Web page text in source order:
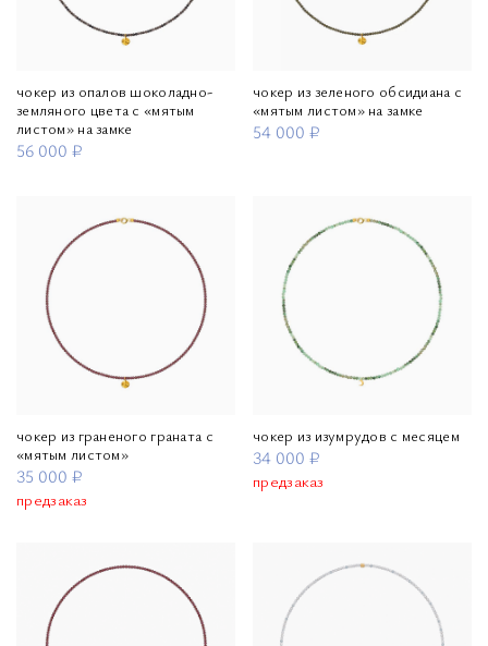
чокер из опалов шоколадно-
земляного цвета с «мятым
листом» на замке
56 000 ₽
чокер из зеленого обсидиана с
«мятым листом» на замке
54 000 ₽
чокер из граненого граната с
«мятым листом»
35 000 ₽
предзаказ
чокер из изумрудов с месяцем
34 000 ₽
предзаказ